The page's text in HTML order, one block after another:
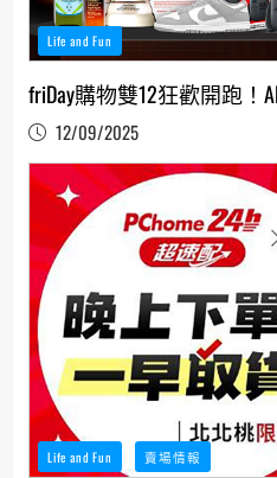
Life and Fun
friDay購物雙12狂歡開跑！
12/09/2025
Life and Fun 賣場情報